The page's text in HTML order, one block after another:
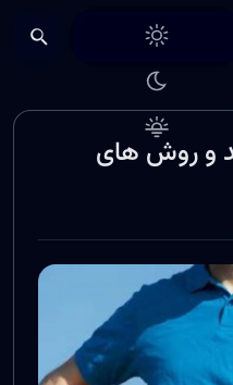
Choose theme
و روش های